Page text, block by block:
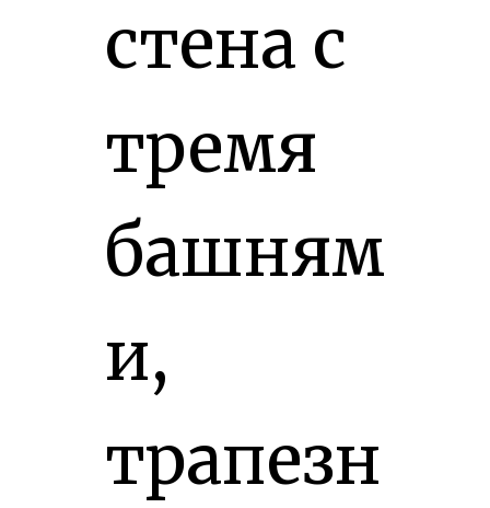
стена с
тремя
башням
и,
трапезн